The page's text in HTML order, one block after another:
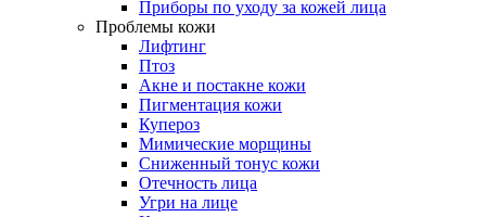
Приборы по уходу за кожей лица
Проблемы кожи
Лифтинг
Птоз
Акне и постакне кожи
Пигментация кожи
Купероз
Мимические морщины
Сниженный тонус кожи
Отечность лица
Угри на лице